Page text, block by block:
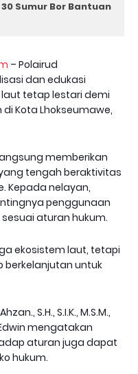
Sumur Bor Bantuan
– Polairud
dan edukasi
tetap lestari demi
Kota Lhokseumawe,
memberikan
tengah beraktivitas
Kepada nelayan,
penggunaan
aturan hukum.
ekosistem laut, tetapi
untuk
S.H., S.I.K., M.S.M.,
mengatakan
aturan juga dapat
hukum.